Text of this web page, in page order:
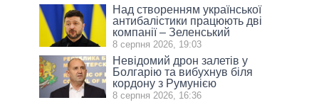
Над створенням української
антибалістики працюють дві
компанії – Зеленський
8 серпня 2026, 19:03
Невідомий дрон залетів у
Болгарію та вибухнув біля
кордону з Румунією
8 серпня 2026, 16:36